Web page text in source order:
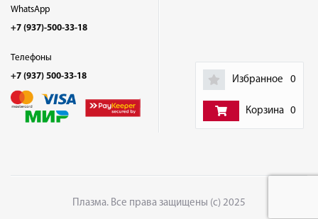
Избранное 0
Корзина 0
WhatsApp
+7 (937)-500-33-18
Телефоны
+7 (937) 500-33-18
Плазма. Все права защищены (с) 2025